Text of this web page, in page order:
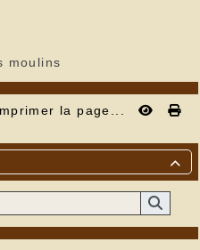
moulins
la page...
